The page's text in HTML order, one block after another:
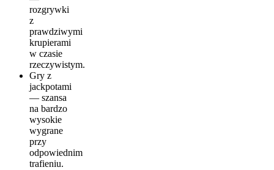
rozgrywki
z
prawdziwymi
krupierami
w czasie
rzeczywistym.
Gry z
jackpotami
— szansa
na bardzo
wysokie
wygrane
przy
odpowiednim
trafieniu.